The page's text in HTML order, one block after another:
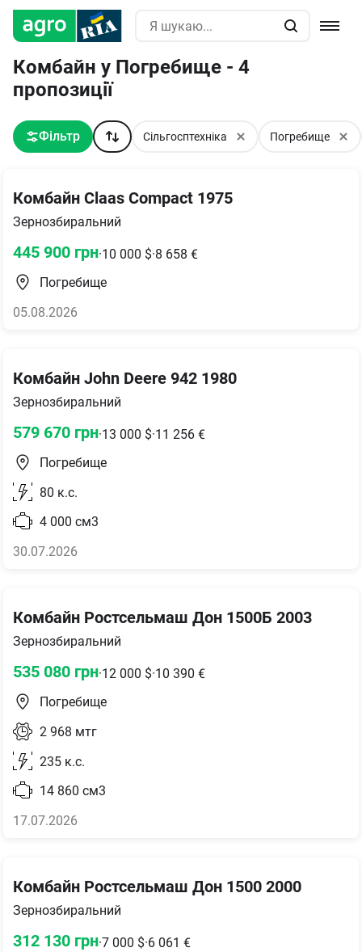
Комбайн у Погребище - 4
пропозиції
Фільтр Сільгосптехніка Погребище
Комбайн Claas Compact 1975
Зернозбиральний
445 900 грн·10 000 $·8 658 €
Погребище
05.08.2026
Комбайн John Deere 942 1980
Зернозбиральний
579 670 грн·13 000 $·11 256 €
Погребище
80 к.с.
4 000 см3
30.07.2026
Комбайн Ростсельмаш Дон 1500Б 2003
Зернозбиральний
535 080 грн·12 000 $·10 390 €
Погребище
2 968 мтг
235 к.с.
14 860 см3
17.07.2026
Комбайн Ростсельмаш Дон 1500 2000
Зернозбиральний
312 130 грн·7 000 $·6 061 €